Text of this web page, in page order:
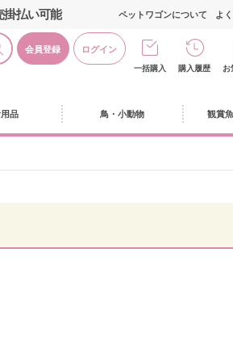
掛払い可能
会員登録 ログイン
ペットワゴンについて よ
一括購入 購入履歴 お
品 鳥・小動物 観賞